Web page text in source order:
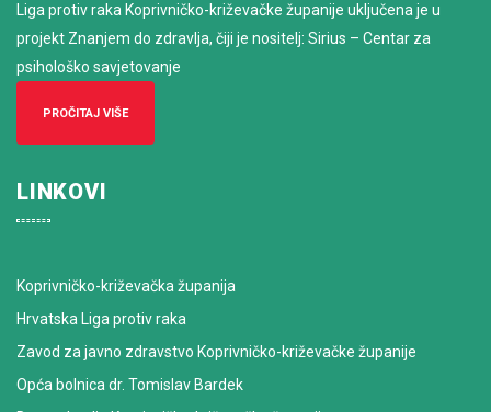
Liga protiv raka Koprivničko-križevačke županije uključena je u
projekt Znanjem do zdravlja, čiji je nositelj: Sirius – Centar za
psihološko savjetovanje
PROČITAJ VIŠE
LINKOVI
Koprivničko-križevačka županija
Hrvatska Liga protiv raka
Zavod za javno zdravstvo Koprivničko-križevačke županije
Opća bolnica dr. Tomislav Bardek